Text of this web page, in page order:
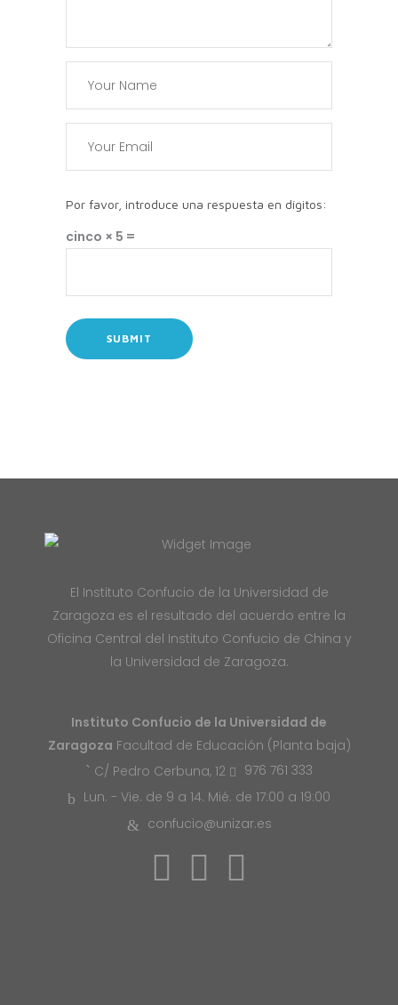
Por favor, introduce una respuesta en dígitos:
cinco × 5 =
El Instituto Confucio de la Universidad de
Zaragoza es el resultado del acuerdo entre la
Oficina Central del Instituto Confucio de China y
la Universidad de Zaragoza.
Instituto Confucio de la Universidad de
Zaragoza Facultad de Educación (Planta baja)
C/ Pedro Cerbuna, 12
976 761 333
Lun. - Vie. de 9 a 14. Mié. de 17:00 a 19:00
confucio@unizar.es